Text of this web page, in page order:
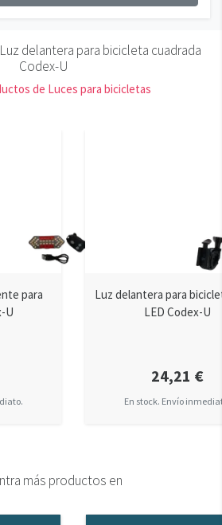
delantera para bicicleta cuadrada
Codex-U
de Luces para bicicletas
para
U
Luz delantera para
LED Codex-U
24,21 €
En stock. Envío
más productos en